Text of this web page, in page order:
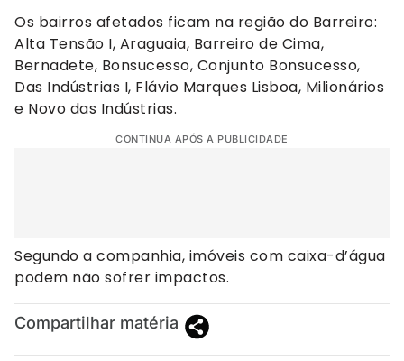
Os bairros afetados ficam na região do Barreiro:
Alta Tensão I, Araguaia, Barreiro de Cima,
Bernadete, Bonsucesso, Conjunto Bonsucesso,
Das Indústrias I, Flávio Marques Lisboa, Milionários
e Novo das Indústrias.
CONTINUA APÓS A PUBLICIDADE
Segundo a companhia, imóveis com caixa-d’água
podem não sofrer impactos.
Compartilhar matéria